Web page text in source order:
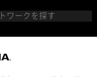
ワークを探す